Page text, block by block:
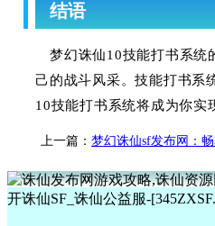
结语
梦幻诛仙10技能打书系统
己的战斗风采。技能打书系
10技能打书系统将成为你实
上一篇： 梦幻诛仙sf发布网：